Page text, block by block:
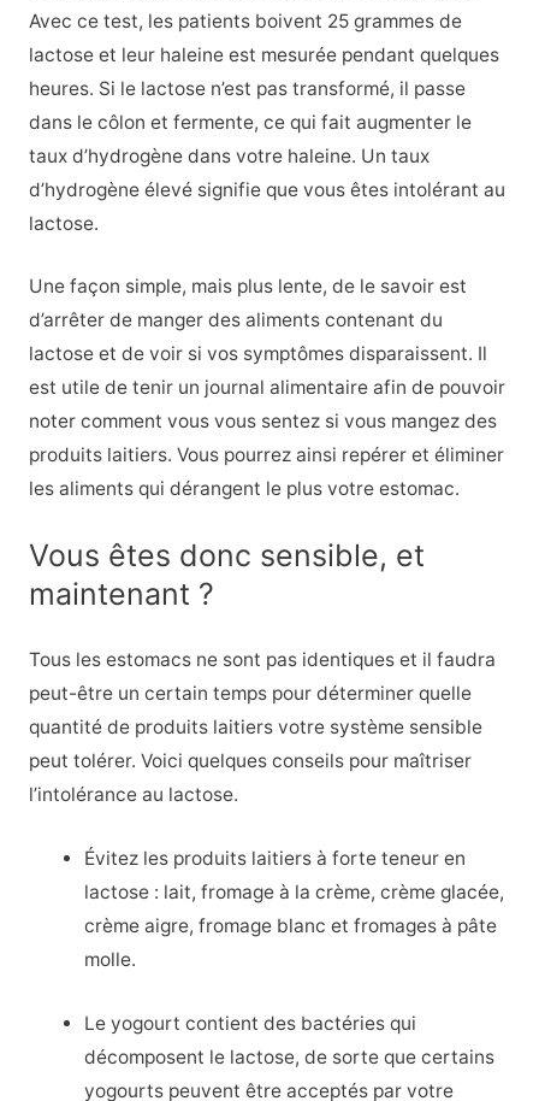
Avec ce test, les patients boivent 25 grammes de
lactose et leur haleine est mesurée pendant quelques
heures. Si le lactose n’est pas transformé, il passe
dans le côlon et fermente, ce qui fait augmenter le
taux d’hydrogène dans votre haleine. Un taux
d’hydrogène élevé signifie que vous êtes intolérant au
lactose.
Une façon simple, mais plus lente, de le savoir est
d’arrêter de manger des aliments contenant du
lactose et de voir si vos symptômes disparaissent. Il
est utile de tenir un journal alimentaire afin de pouvoir
noter comment vous vous sentez si vous mangez des
produits laitiers. Vous pourrez ainsi repérer et éliminer
les aliments qui dérangent le plus votre estomac.
Vous êtes donc sensible, et
maintenant ?
Tous les estomacs ne sont pas identiques et il faudra
peut-être un certain temps pour déterminer quelle
quantité de produits laitiers votre système sensible
peut tolérer. Voici quelques conseils pour maîtriser
l’intolérance au lactose.
Évitez les produits laitiers à forte teneur en
lactose : lait, fromage à la crème, crème glacée,
crème aigre, fromage blanc et fromages à pâte
molle.
Le yogourt contient des bactéries qui
décomposent le lactose, de sorte que certains
yogourts peuvent être acceptés par votre